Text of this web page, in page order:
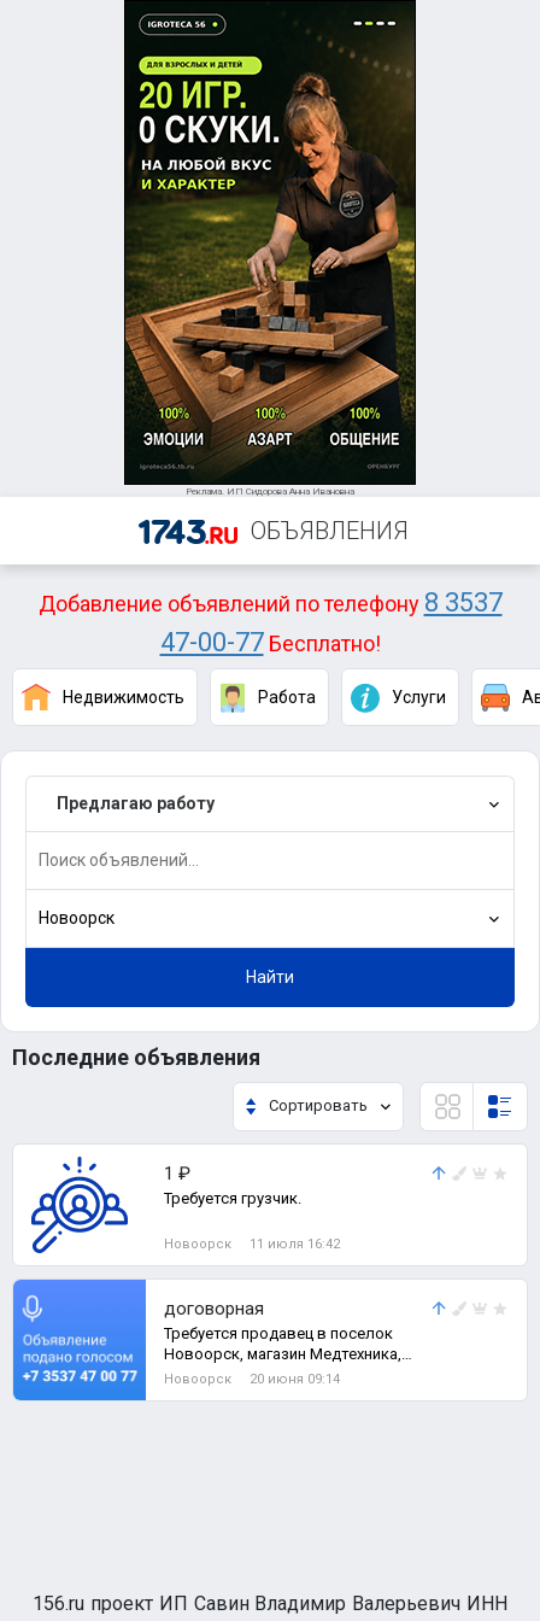
Реклама. ИП Сидорова Анна Ивановна
ОБЪЯВЛЕНИЯ
Добавление объявлений по телефону 8 3537
47-00-77Бесплатно!
Недвижимость Работа Услуги
Предлагаю работу
Новоорск
Найти
Последние объявления
Сортировать
1 ₽
Требуется грузчик.
Новоорск 11 июля 16:42
договорная
Требуется продавец в поселок
Новоорск, магазин Медтехника,
медицинское образование
Новоорск 20 июня 09:14
156.ru проект ИП Савин Владимир Валерьевич ИНН